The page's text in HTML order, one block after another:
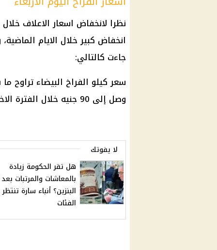
نظرا لانخفاض اسعارالاعلاف
انخفاض كبير خلال الايام
جاءت كالتالي:
سعر كيلو الفراخ البيضاء
وصل إلى 90 جنيه خلال الفترة الاخيرة، وقد يختلف السعر باختلاف المنطقة.
لا يفوتك
هل تقر الحكومة زيادة
بالمعاشات والمرتبات
البنزين؟ أنباء سارة
الفئات